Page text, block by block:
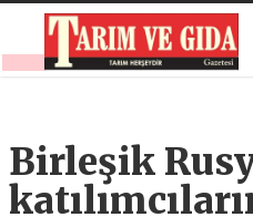
Birleşik